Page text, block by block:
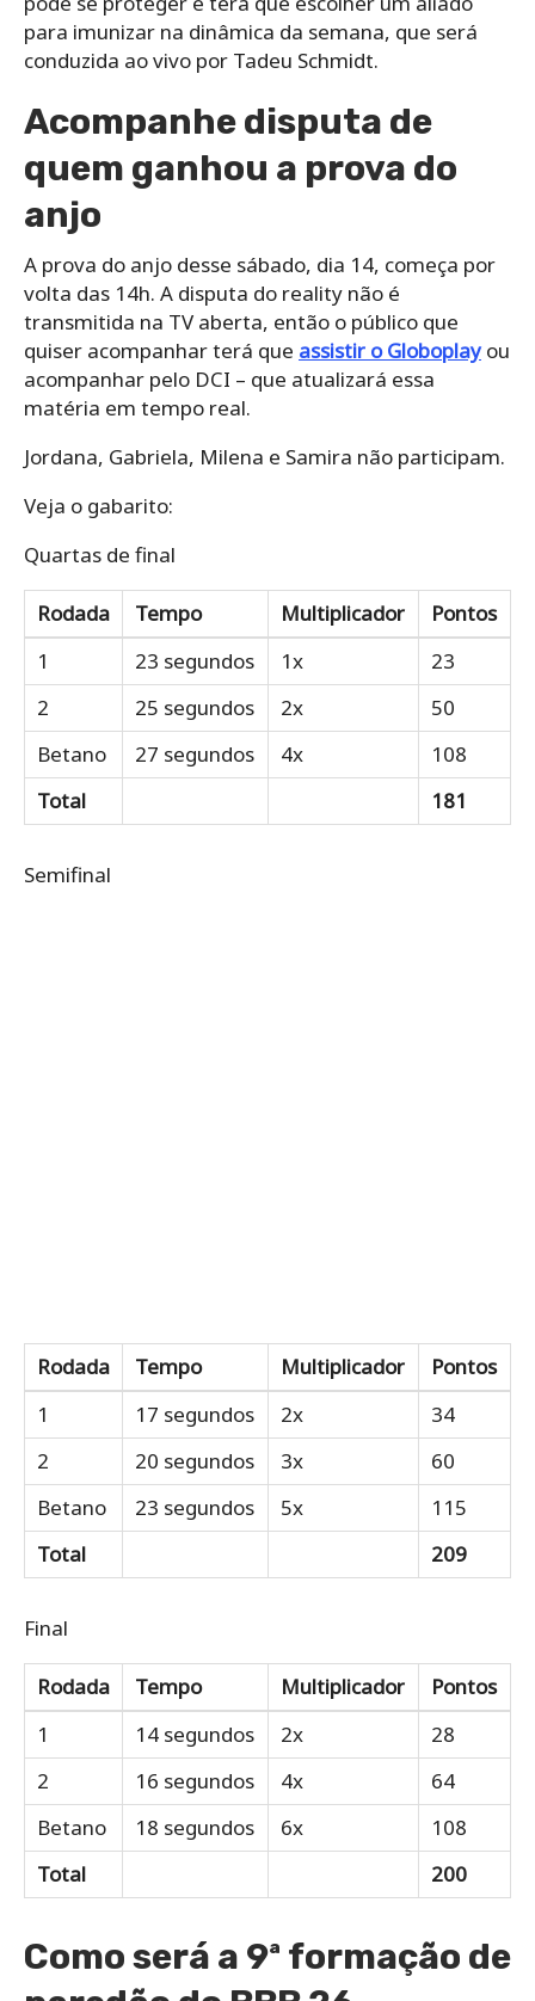
para imunizar na dinâmica da semana, que será
conduzida ao vivo por Tadeu Schmidt.
Acompanhe disputa de
quem ganhou a prova do
anjo
A prova do anjo desse sábado, dia 14, começa por
volta das 14h. A disputa do reality não é
transmitida na TV aberta, então o público que
quiser acompanhar terá que assistir o Globoplayou
acompanhar pelo DCI – que atualizará essa
matéria em tempo real.
Jordana, Gabriela, Milena e Samira não participam.
Veja o gabarito:
Quartas de final
Rodada Tempo Multiplicador
Pontos
1
23 segundos 1x
23
2
25 segundos 2x
50
Betano
27 segundos 4x
108
Total
181
Semifinal
Rodada Tempo Multiplicador
Pontos
1
17 segundos 2x
34
2
20 segundos 3x
60
Betano
23 segundos 5x
115
Total
209
Final
Rodada Tempo Multiplicador
Pontos
1
14 segundos 2x
28
2
16 segundos 4x
64
Betano
18 segundos 6x
108
Total
200
Como será a 9ª formação de